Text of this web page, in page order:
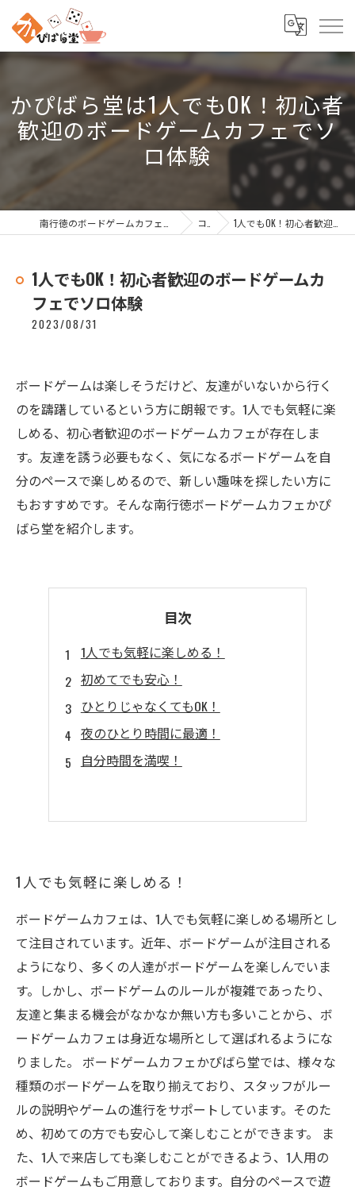
かぴばら堂は1人でもOK！初心者
歓迎のボードゲームカフェでソ
ロ体験
コラム 1人でもOK！初心者歓迎のボードゲームカフェでソロ体験
1人でもOK！初心者歓迎のボードゲームカ
フェでソロ体験
2023/08/31
ボードゲームは楽しそうだけど、友達がいないから行く
のを躊躇しているという方に朗報です。1人でも気軽に楽
しめる、初心者歓迎のボードゲームカフェが存在しま
す。友達を誘う必要もなく、気になるボードゲームを自
分のペースで楽しめるので、新しい趣味を探したい方に
もおすすめです。そんな南行徳ボードゲームカフェかぴ
ばら堂を紹介します。
目次
1人でも気軽に楽しめる！
初めてでも安心！
ひとりじゃなくてもOK！
夜のひとり時間に最適！
自分時間を満喫！
1人でも気軽に楽しめる！
ボードゲームカフェは、1人でも気軽に楽しめる場所とし
て注目されています。近年、ボードゲームが注目される
ようになり、多くの人達がボードゲームを楽しんでいま
す。しかし、ボードゲームのルールが複雑であったり、
友達と集まる機会がなかなか無い方も多いことから、ボ
ードゲームカフェは身近な場所として選ばれるようにな
りました。 ボードゲームカフェかぴばら堂では、様々な
種類のボードゲームを取り揃えており、スタッフがルー
ルの説明やゲームの進行をサポートしています。そのた
め、初めての方でも安心して楽しむことができます。 ま
た、1人で来店しても楽しむことができるよう、1人用の
ボードゲームもご用意しております。自分のペースで遊